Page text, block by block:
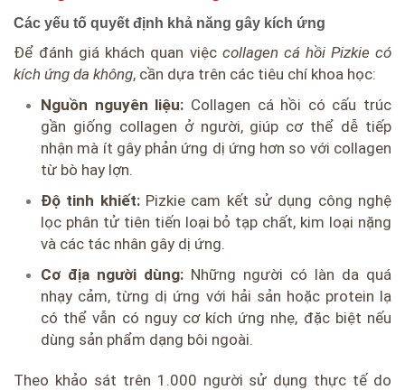
Các yếu tố quyết định khả năng gây kích ứng
Để đánh giá khách quan việc collagen cá hồi Pizkie có
kích ứng da không, cần dựa trên các tiêu chí khoa học:
Nguồn nguyên liệu: Collagen cá hồi có cấu trúc
gần giống collagen ở người, giúp cơ thể dễ tiếp
nhận mà ít gây phản ứng dị ứng hơn so với collagen
từ bò hay lợn.
Độ tinh khiết:Pizkie cam kết sử dụng công nghệ
lọc phân tử tiên tiến loại bỏ tạp chất, kim loại nặng
và các tác nhân gây dị ứng.
Cơ địa người dùng: Những người có làn da quá
nhạy cảm, từng dị ứng với hải sản hoặc protein lạ
có thể vẫn có nguy cơ kích ứng nhẹ, đặc biệt nếu
dùng sản phẩm dạng bôi ngoài.
Theo khảo sát trên 1.000 người sử dụng thực tế do